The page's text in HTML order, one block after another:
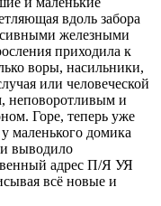
вдоль забора
железными
приходила к
воры, насильники,
или человеческой
неповоротливым и
Горе, теперь уже
маленького домика
выводило
адрес П/Я УЯ
всё новые и